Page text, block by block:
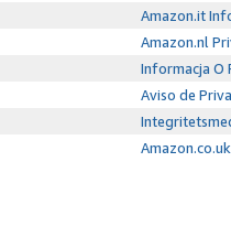
Amazon.it
Amazon.nl
Informacja O
Aviso de